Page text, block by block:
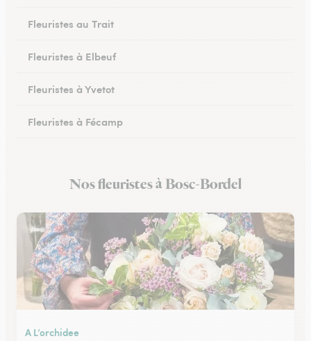
Fleuristes au Trait
Fleuristes à Elbeuf
Fleuristes à Yvetot
Fleuristes à Fécamp
Fleuristes à Canteleu
Nos fleuristes à Bosc-Bordel
A L’orchidee